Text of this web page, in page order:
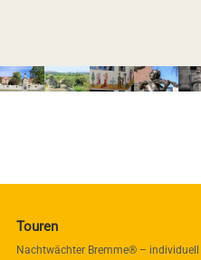
Touren
Nachtwächter Bremme® – individuell